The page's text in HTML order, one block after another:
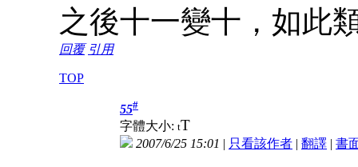
之後十一變十，如此
回覆 引用
TOP
55#
字體大小: tT
2007/6/25 15:01 | 只看該作者 | 翻譯 | 書